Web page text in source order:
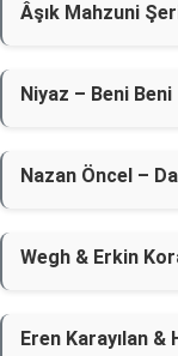
Âşık Mahzuni
Niyaz – Beni Beni
Nazan Öncel –
Wegh & Erkin
Eren Karayılan